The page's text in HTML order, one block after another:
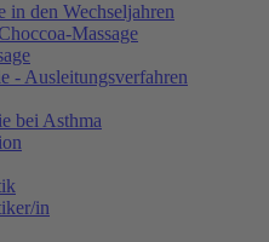
in den Wechseljahren
Massage
- Ausleitungsverfahren
bei Asthma
in